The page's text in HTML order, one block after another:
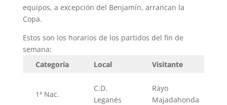
equipos, a excepción del Benjamín, arrancan la
Copa.
Estos son los horarios de los partidos del fin de
semana:
Categoría
Local Visitante
1ª Nac.
C.D.
Leganés
Rayo
Majadahonda